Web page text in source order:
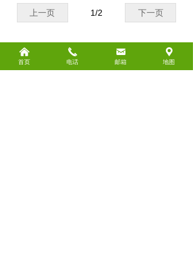
上一页 下一页
1/2
连云港市正析教育信息咨询有限公司
낀
首页
끅
电话
낂
邮箱
끇
地图